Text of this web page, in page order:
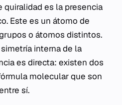
quiralidad es la presencia
Este es un átomo de
o átomos distintos.
interna de la
es directa: existen dos
molecular que son
sí.